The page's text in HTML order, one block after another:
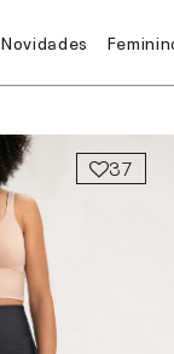
Novidades
37